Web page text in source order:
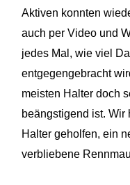
Aktiven konnten
auch per Video und
jedes Mal, wie viel
entgegengebracht
meisten Halter doch
beängstigend ist.
Halter geholfen, ein
verbliebene